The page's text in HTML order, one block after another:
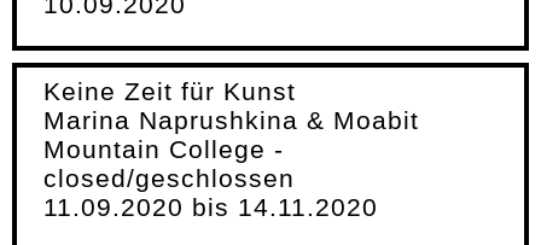
Keine Zeit für Kunst
Marina Naprushkina & Moabit
Mountain College -
closed/geschlossen
11.09.2020 bis 14.11.2020